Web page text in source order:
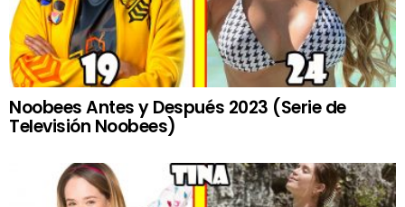
Noobees Antes y Después 2023 (Serie de
Televisión Noobees)